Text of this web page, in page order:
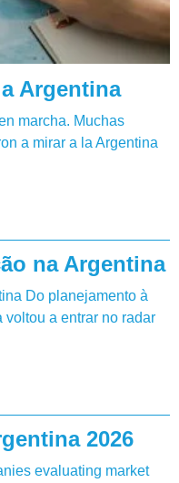
Argentina
marcha. Muchas
a mirar a la Argentina
na Argentina
Do planejamento à
voltou a entrar no radar
2026
evaluating market